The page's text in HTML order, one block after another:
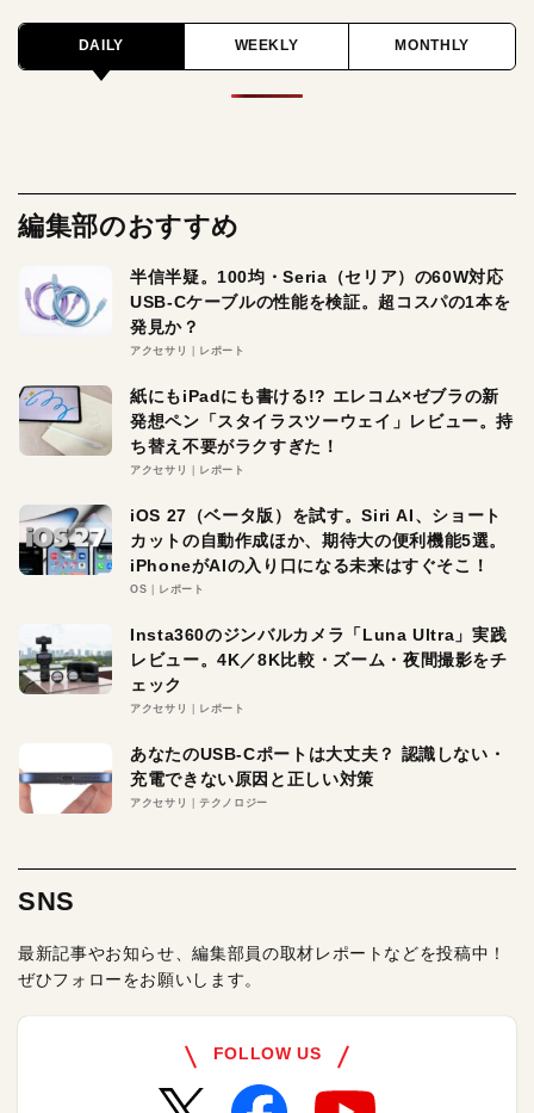
DAILY WEEKLY MONTHLY
編集部のおすすめ
半信半疑。100均・Seria（セリア）の60W対応
USB-Cケーブルの性能を検証。超コスパの1本を
発見か？
アクセサリ レポート
紙にもiPadにも書ける!? エレコム×ゼブラの新
発想ペン「スタイラスツーウェイ」レビュー。持
ち替え不要がラクすぎた！
アクセサリ レポート
iOS 27（ベータ版）を試す。Siri AI、ショート
カットの自動作成ほか、期待大の便利機能5選。
iPhoneがAIの入り口になる未来はすぐそこ！
OS レポート
Insta360のジンバルカメラ「Luna Ultra」実践
レビュー。4K／8K比較・ズーム・夜間撮影をチ
ェック
アクセサリ レポート
あなたのUSB-Cポートは大丈夫？ 認識しない・
充電できない原因と正しい対策
アクセサリ テクノロジー
SNS
最新記事やお知らせ、編集部員の取材レポートなどを投稿中！
ぜひフォローをお願いします。
FOLLOW US